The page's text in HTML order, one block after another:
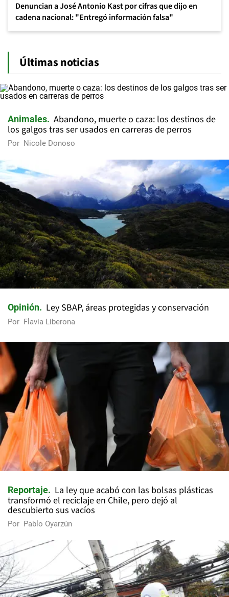
Denuncian a José Antonio Kast por cifras que dijo en
cadena nacional: "Entregó información falsa"
Últimas noticias
Animales
Abandono, muerte o caza: los destinos de
los galgos tras ser usados en carreras de perros
Por Nicole Donoso
Opinión Ley SBAP, áreas protegidas y conservación
Por Flavia Liberona
Reportaje
La ley que acabó con las bolsas plásticas
transformó el reciclaje en Chile, pero dejó al
descubierto sus vacíos
Por Pablo Oyarzún